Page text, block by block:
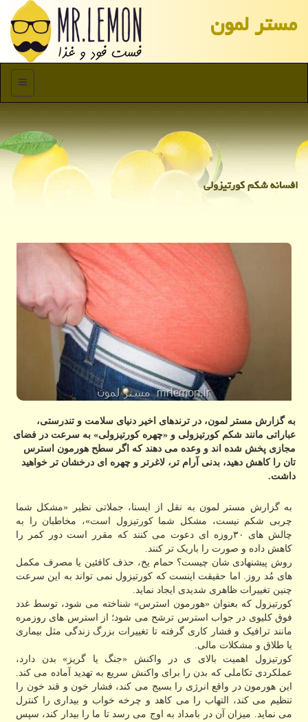
مستر لمون
منو
افسانه شکم کورتیزولی
به گزارش مستر لمون، در ترندهای اخیر دنیای سلامت و تندرستی،
عباراتی مانند شکم کورتیزولی و «چهره کورتیزولی» به سرعت در فضای
مجازی پخش شده اند و وعده می دهند که اگر سطح هورمون استرس
تان را کاهش دهید، بدنی آرام تر، لاغرتر و چهره ای درخشان تر خواهید
داشت.
به گزارش مستر لمون به نقل از ایسنا، جملاتی نظیر «مشکل شما
چربی شکم نیست، مشکل شما کورتیزول است»، مخاطبان را به
چالش های ۳۰روزه ای دعوت می کنند که مقرر است دور کمر را
کاهش داده و صورت را باریک تر کنند.
روش پیشنهادی شان چیست؟ حمام یخ، حذف کافئین یا مصرف مکمل
های مُد روز. اما حقیقت اینست که کورتیزول نمی تواند به این سرعت
چنین تغییرات ظاهری شدیدی ایجاد نماید.
کورتیزول که بعنوان «هورمون استرس» شناخته می شود، توسط غدد
فوق کلیوی در جواب استرس ترشح می شود؛ از استرس های روزمره
مانند ترافیک و فشار کاری گرفته تا تغییرات بزرگ زندگی مثل بیماری
یا طلاق و مشکلات مالی.
کورتیزول اهمیت بالای ی در واکنش «جنگ یا گریز» بدن دارد،
عملکردی تکاملی که بدن را برای واکنش سریع به تهدید آماده می کند.
این هورمون در واقع انرژی را بسیج می کند، فشار خون و قند خون را
تنظیم می کند، التهاب را می کاهد و چرخه خواب و بیداری را کنترل
می نماید. میزان آن در بامداد به اوج می رسد تا ما را بیدار کند، سپس